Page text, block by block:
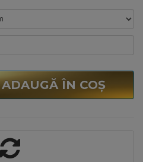
ADAUGĂ ÎN COŞ